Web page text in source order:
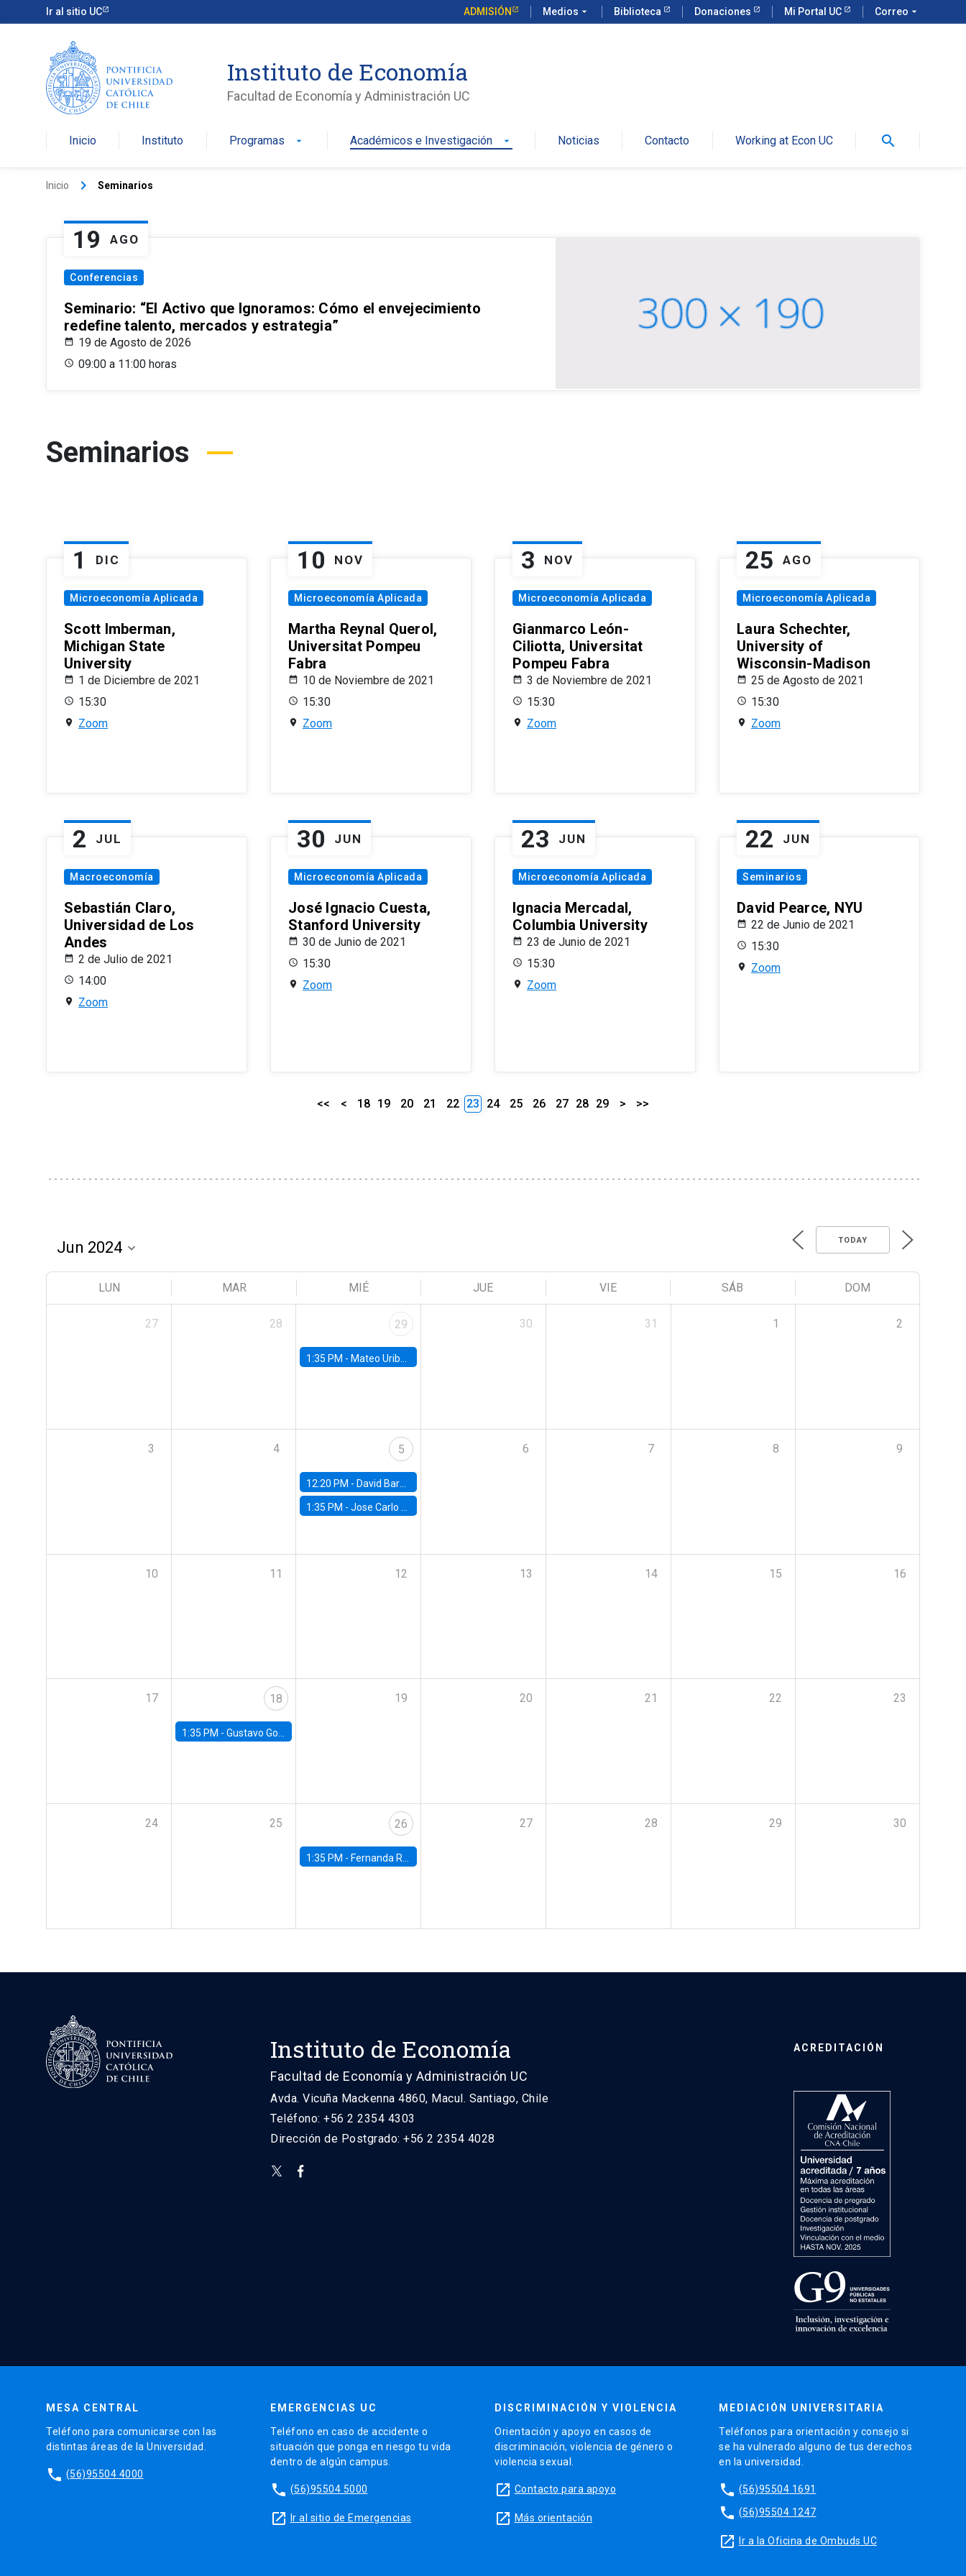
Ir al sitio UC ADMISIÓN Medios arrow_drop_down Biblioteca Donaciones Mi Portal UC Correo arrow_drop_down
Instituto de Economía
Facultad de Economía y Administración UC
Inicio Instituto Programas arrow_drop_down Académicos e Investigación arrow_drop_down Noticias Contacto Working at Econ UC search
Inicio keyboard_arrow_right Seminarios
19 AGO
Conferencias
Seminario: “El Activo que Ignoramos: Cómo el envejecimiento
redefine talento, mercados y estrategia”
19 de Agosto de 2026
09:00 a 11:00 horas
Seminarios
1 DIC
Microeconomía Aplicada
Scott Imberman,
Michigan State
University
1 de Diciembre de 2021
15:30
Zoom
10 NOV
Microeconomía Aplicada
Martha Reynal Querol,
Universitat Pompeu
Fabra
10 de Noviembre de 2021
15:30
Zoom
3 NOV
Microeconomía Aplicada
Gianmarco León-
Ciliotta, Universitat
Pompeu Fabra
3 de Noviembre de 2021
15:30
Zoom
25 AGO
Microeconomía Aplicada
Laura Schechter,
University of
Wisconsin-Madison
25 de Agosto de 2021
15:30
Zoom
2 JUL
Macroeconomía
Sebastián Claro,
Universidad de Los
Andes
2 de Julio de 2021
14:00
Zoom
30 JUN
Microeconomía Aplicada
José Ignacio Cuesta,
Stanford University
30 de Junio de 2021
15:30
Zoom
23 JUN
Microeconomía Aplicada
Ignacia Mercadal,
Columbia University
23 de Junio de 2021
15:30
Zoom
22 JUN
Seminarios
David Pearce, NYU
22 de Junio de 2021
15:30
Zoom
<< < 18 19 20 21 22 23 24 25 26 27 28 29 > >>
TODAY
LUN MAR MIÉ JUE VIE SÁB DOM
27 28 29
1:35 PM - Mateo Uribe-Castro, Universidad de los Andes (Colombia)
30 31 1 2
3 4 5
12:20 PM - David Bardey, Universidad de los Andes - CEDE
1:35 PM -Jose Carlo Bermudez, UC (ME) & World Bank
6 7 8 9
10 11 12 13 14 15 16
17 18
1:35 PM - Gustavo González, Banco Central de Chile
19 20 21 22 23
24 25 26
1:35 PM - Fernanda Rojas Ampuero, University of Wisconsin-Madison
27 28 29 30
Instituto de Economía
Facultad de Economía y Administración UC
Avda. Vicuña Mackenna 4860, Macul. Santiago, Chile
Teléfono: +56 2 2354 4303
Dirección de Postgrado: +56 2 2354 4028
ACREDITACIÓN
MESA CENTRAL
Teléfono para comunicarse con las
distintas áreas de la Universidad.
phone (56)95504 4000
EMERGENCIAS UC
Teléfono en caso de accidente o
situación que ponga en riesgo tu vida
dentro de algún campus.
phone (56)95504 5000
launch Ir al sitio de Emergencias
DISCRIMINACIÓN Y VIOLENCIA
Orientación y apoyo en casos de
discriminación, violencia de género o
violencia sexual.
launch Contacto para apoyo
launch Más orientación
MEDIACIÓN UNIVERSITARIA
Teléfonos para orientación y consejo si
se ha vulnerado alguno de tus derechos
en la universidad.
phone (56)95504 1691
phone (56)95504 1247
launch Ir a la Oficina de Ombuds UC